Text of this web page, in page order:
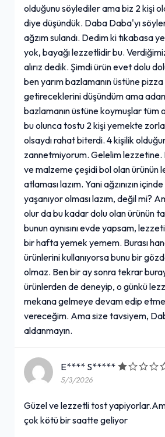
olduğunu söylediler ama biz 2 kişi
diye düşündük. Daba Daba'yı
ağzım sulandı. Dedim ki tıkabasa
yok, bayağı lezzetlidir bu. Verdiğimiz
alırız dedik. Şimdi ürün evet dolu
ben yarım bazlamanın üstüne
getireceklerini düşündüm ama
bazlamanın üstüne koymuşlar tüm
bu olunca tostu 2 kişi yemekte
olsaydı rahat biterdi. 4 kişilik
zannetmiyorum. Gelelim lezzetine.
ve malzeme çeşidi bol olan ürünün
atlaması lazım. Yani ağzınızın
yaşanıyor olması lazım, değil mi?
olur da bu kadar dolu olan ürünün
bunun aynısını evde yapsam,
bir hafta yemek yemem. Burası
ürünlerini kullanıyorsa bunu bir
olmaz. Ben bir ay sonra tekrar
ürünlerden de deneyip, o günkü
mekana gelmeye devam edip
vereceğim. Ama size tavsiyem,
aldanmayın.
E**** S*****
5/3/2026
Güzel ve lezzetli tost
çok kötü bir saatte geliyor